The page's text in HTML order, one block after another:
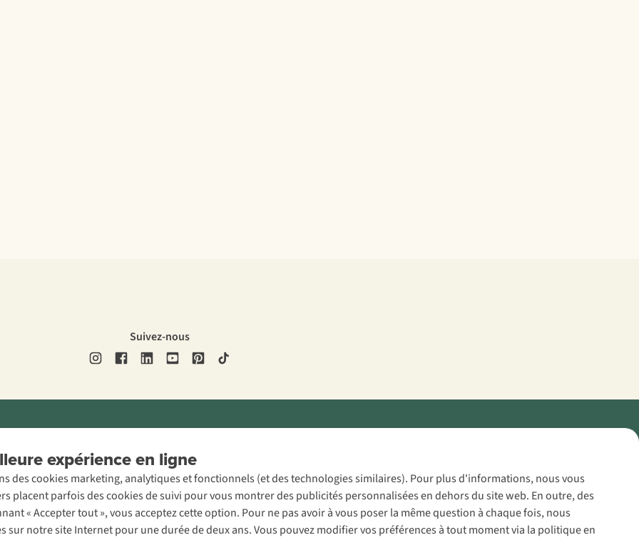
expérience en ligne
des cookies marketing, analytiques et fonctionnels (et des technologies similaires). Pour plus d'informations, nous vous
placent parfois des cookies de suivi pour vous montrer des publicités personnalisées en dehors du site web. En outre, des
« Accepter tout », vous acceptez cette option. Pour ne pas avoir à vous poser la même question à chaque fois, nous
notre site Internet pour une durée de deux ans. Vous pouvez modifier vos préférences à tout moment via la politique en
Suivez-nous